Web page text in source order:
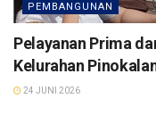
PEMBANGUNAN
Pelayanan Prima
Kelurahan
24 JUNI 2026